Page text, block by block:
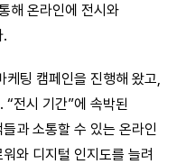
해 온라인에 전시와
.
팅 캠페인을 진행해 왔고,
전시 기간”에 속박된
과 소통할 수 있는 온라인
와 디지털 인지도를 늘려